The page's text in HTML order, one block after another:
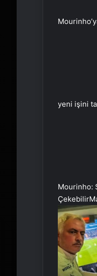
yeni işini
Mourinho:
Çekebilir